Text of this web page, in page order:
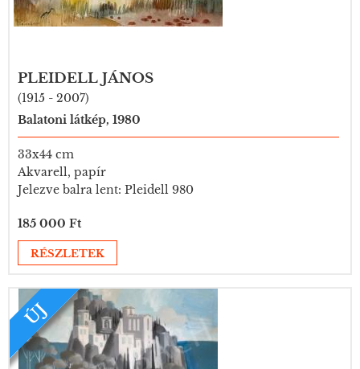
PLEIDELL JÁNOS
(1915 - 2007)
Balatoni látkép, 1980
33x44 cm
Akvarell, papír
Jelezve balra lent: Pleidell 980
185 000 Ft
RÉSZLETEK
ÚJ